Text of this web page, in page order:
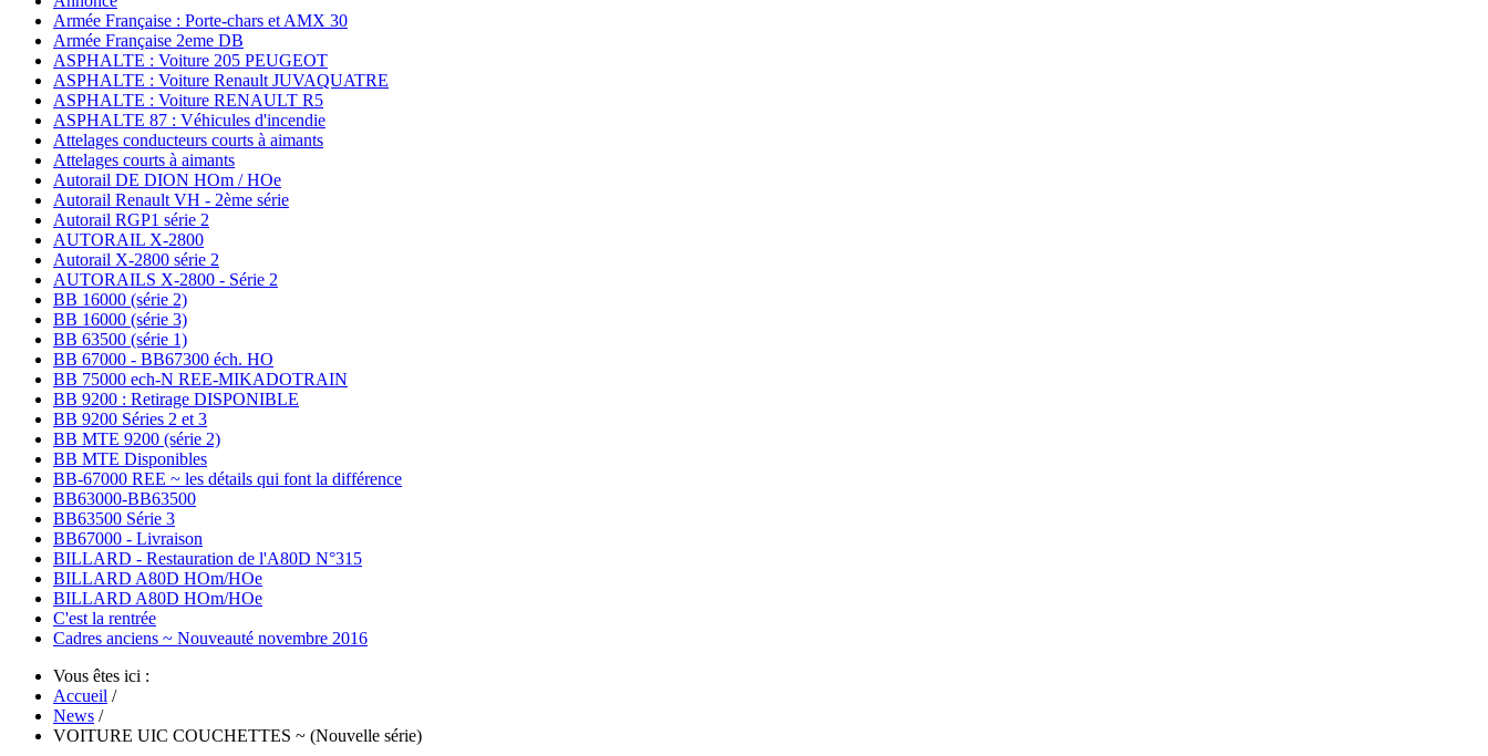
Armée Française : Porte-chars et AMX 30
Armée Française 2eme DB
ASPHALTE : Voiture 205 PEUGEOT
ASPHALTE : Voiture Renault JUVAQUATRE
ASPHALTE : Voiture RENAULT R5
ASPHALTE 87 : Véhicules d'incendie
Attelages conducteurs courts à aimants
Attelages courts à aimants
Autorail DE DION HOm / HOe
Autorail Renault VH - 2ème série
Autorail RGP1 série 2
AUTORAIL X-2800
Autorail X-2800 série 2
AUTORAILS X-2800 - Série 2
BB 16000 (série 2)
BB 16000 (série 3)
BB 63500 (série 1)
BB 67000 - BB67300 éch. HO
BB 75000 ech-N REE-MIKADOTRAIN
BB 9200 : Retirage DISPONIBLE
BB 9200 Séries 2 et 3
BB MTE 9200 (série 2)
BB MTE Disponibles
BB-67000 REE ~ les détails qui font la différence
BB63000-BB63500
BB63500 Série 3
BB67000 - Livraison
BILLARD - Restauration de l'A80D N°315
BILLARD A80D HOm/HOe
BILLARD A80D HOm/HOe
C'est la rentrée
Cadres anciens ~ Nouveauté novembre 2016
Vous êtes ici :
Accueil /
News /
VOITURE UIC COUCHETTES ~ (Nouvelle série)